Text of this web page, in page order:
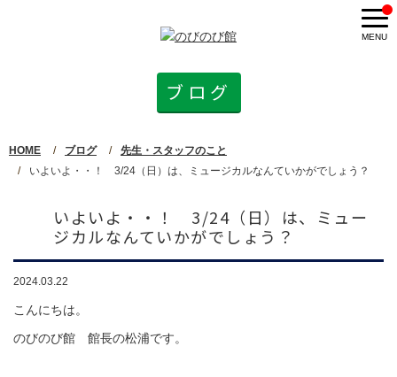
コンセプト
入会案内
コース紹介
選べる無料体験レッスン
のびのび英会話
ブログ
HOME ブログ
先生・スタッフのこと
いよいよ・・！ 3/24（日）は、ミュージカルなんていかがでしょう？
いよいよ・・！ 3/24（日）は、ミュー
ジカルなんていかがでしょう？
2024.03.22
こんにちは。
のびのび館 館長の松浦です。